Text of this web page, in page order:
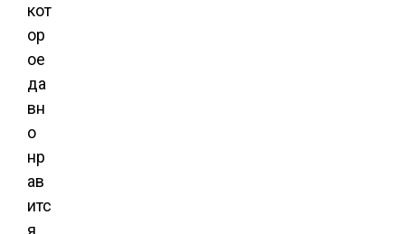
кот
ор
ое
да
вн
о
нр
ав
итс
я.